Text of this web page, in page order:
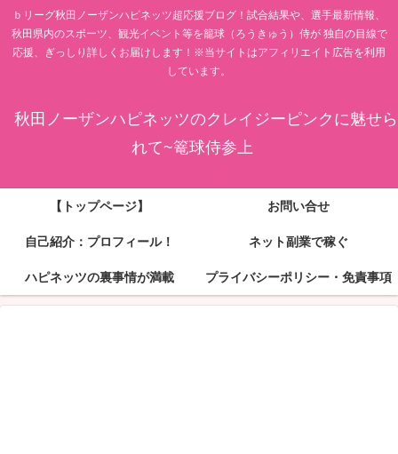
ｂリーグ秋田ノーザンハピネッツ超応援ブログ！試合結果や、選手最新情報、
秋田県内のスポーツ、観光イベント等を籠球（ろうきゅう）侍が 独自の目線で
応援、ぎっしり詳しくお届けします！※当サイトはアフィリエイト広告を利用
しています。
秋田ノーザンハピネッツのクレイジーピンクに魅せら
れて~篭球侍参上
【トップページ】 お問い合せ
自己紹介：プロフィール！ ネット副業で稼ぐ
ハピネッツの裏事情が満載 プライバシーポリシー・免責事項